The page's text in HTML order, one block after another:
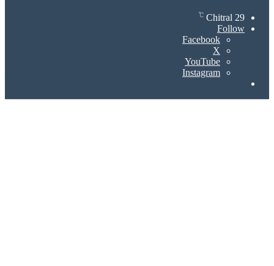
Chitral 29
℃
Follow
Facebook
X
YouTube
Instagram